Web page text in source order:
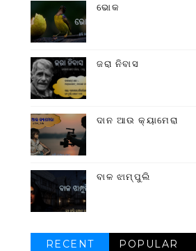
ଭୋକ
ଜରା ନିବାସ
ଦାନ ଆଉ କ୍ୟାମେରା
ବାଳ ଝାମ୍ପୁଲି
RECENT POPULAR